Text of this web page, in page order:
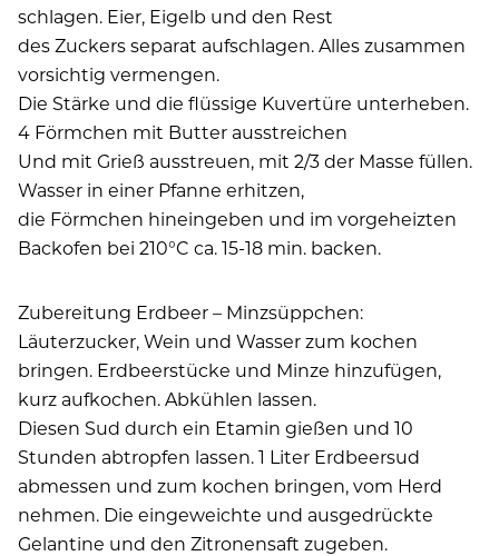
schlagen. Eier, Eigelb und den Rest
des Zuckers separat aufschlagen. Alles zusammen
vorsichtig vermengen.
Die Stärke und die flüssige Kuvertüre unterheben.
4 Förmchen mit Butter ausstreichen
Und mit Grieß ausstreuen, mit 2/3 der Masse füllen.
Wasser in einer Pfanne erhitzen,
die Förmchen hineingeben und im vorgeheizten
Backofen bei 210°C ca. 15-18 min. backen.
Zubereitung Erdbeer – Minzsüppchen:
Läuterzucker, Wein und Wasser zum kochen
bringen. Erdbeerstücke und Minze hinzufügen,
kurz aufkochen. Abkühlen lassen.
Diesen Sud durch ein Etamin gießen und 10
Stunden abtropfen lassen. 1 Liter Erdbeersud
abmessen und zum kochen bringen, vom Herd
nehmen. Die eingeweichte und ausgedrückte
Gelantine und den Zitronensaft zugeben.